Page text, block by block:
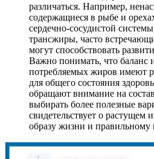
различаться. Например,
содержащиеся в рыбе и
сердечно-сосудистой
трансжиры, часто
могут способствовать
Важно понимать, что баланс
потребляемых жиров имеют
для общего состояния
обращают внимание на
выбирать более полезные
свидетельствует о растущем
образу жизни и